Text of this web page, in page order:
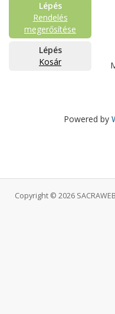
Lépés
Rendelés
megerősítése
Lépés
Kosár
Powered by
Copyright © 2026